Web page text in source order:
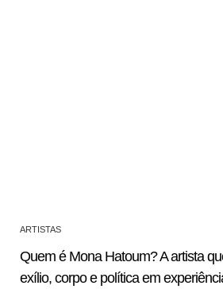
ARTISTAS
Quem é Mona Hatoum? A artista
exílio, corpo e política em